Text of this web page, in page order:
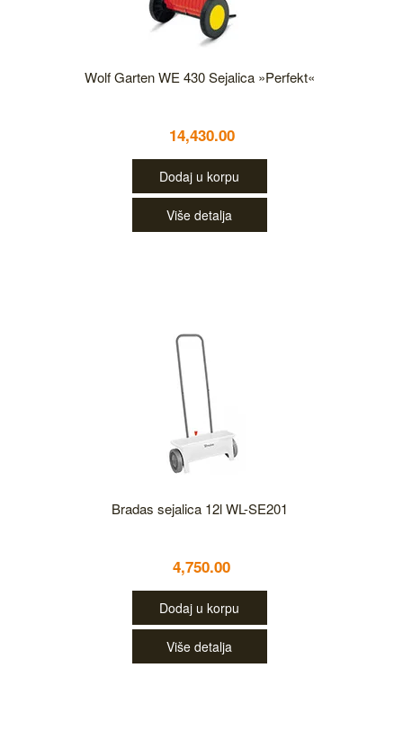
Wolf Garten WE 430 Sejalica »Perfekt«
14,430.00
Dodaj u korpu
Više detalja
Bradas sejalica 12l WL-SE201
4,750.00
Dodaj u korpu
Više detalja